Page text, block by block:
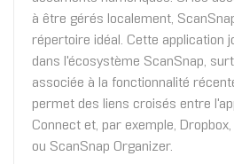
à être gérés localement,
répertoire idéal. Cette application
dans l'écosystème ScanSnap,
associée à la fonctionnalité
permet des liens croisés entre
Connect et, par exemple,
ou ScanSnap Organizer.